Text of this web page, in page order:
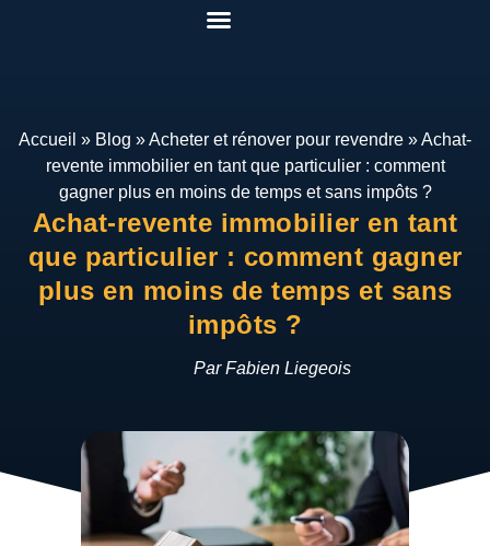
Accueil » Blog »Acheter et rénover pour revendre »Achat-
revente immobilier en tant que particulier : comment
gagner plus en moins de temps et sans impôts ?
Achat-revente immobilier en tant
que particulier : comment gagner
plus en moins de temps et sans
impôts ?
Par Fabien Liegeois